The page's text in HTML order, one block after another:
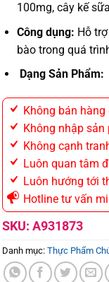
100mg, cây kế sữa
Công dụng: Hỗ
bào trong quá
Dạng Sản Phẩm:
Không bán
Không nhập
Không cạnh
Luôn quan tâm
Luôn hướng tới
Hotline tư vấn
SKU: A931873
Danh mục: Thực Phẩm